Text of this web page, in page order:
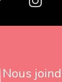
Nous